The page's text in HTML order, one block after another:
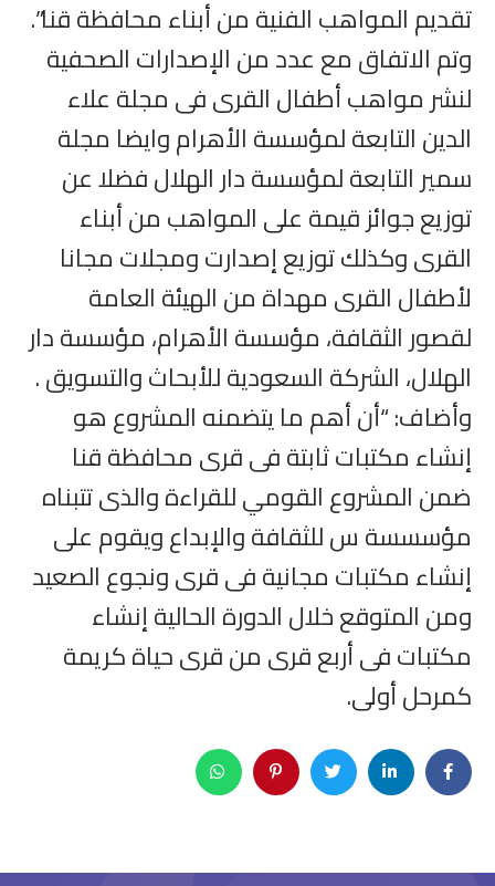
تقديم المواهب الفنية من أبناء محافظة قنا”.
وتم الاتفاق مع عدد من الإصدارات الصحفية
لنشر مواهب أطفال القرى فى مجلة علاء
الدين التابعة لمؤسسة الأهرام وايضا مجلة
سمير التابعة لمؤسسة دار الهلال فضلا عن
توزيع جوائز قيمة على المواهب من أبناء
القرى وكذلك توزيع إصدارت ومجلات مجانا
لأطفال القرى مهداة من الهيئة العامة
لقصور الثقافة، مؤسسة الأهرام، مؤسسة دار
الهلال، الشركة السعودية للأبحاث والتسويق .
وأضاف: “أن أهم ما يتضمنه المشروع هو
إنشاء مكتبات ثابتة فى قرى محافظة قنا
ضمن المشروع القومي للقراءة والذى تتبناه
مؤسسسة س للثقافة والإبداع ويقوم على
إنشاء مكتبات مجانية فى قرى ونجوع الصعيد
ومن المتوقع خلال الدورة الحالية إنشاء
مكتبات فى أربع قرى من قرى حياة كريمة
كمرحل أولى.